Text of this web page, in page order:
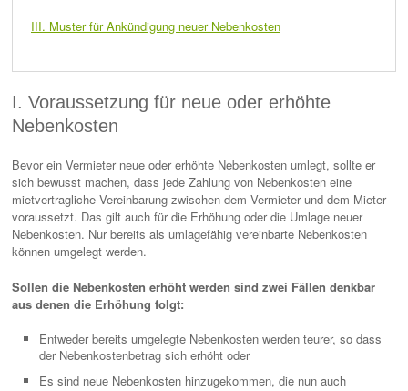
III. Muster für Ankündigung neuer Nebenkosten
I. Voraussetzung für neue oder erhöhte
Nebenkosten
Bevor ein Vermieter neue oder erhöhte Nebenkosten umlegt, sollte er
sich bewusst machen, dass jede Zahlung von Nebenkosten eine
mietvertragliche Vereinbarung zwischen dem Vermieter und dem Mieter
voraussetzt. Das gilt auch für die Erhöhung oder die Umlage neuer
Nebenkosten. Nur bereits als umlagefähig vereinbarte Nebenkosten
können umgelegt werden.
Sollen die Nebenkosten erhöht werden sind zwei Fällen denkbar
aus denen die Erhöhung folgt:
Entweder bereits umgelegte Nebenkosten werden teurer, so dass
der Nebenkostenbetrag sich erhöht oder
Es sind neue Nebenkosten hinzugekommen, die nun auch